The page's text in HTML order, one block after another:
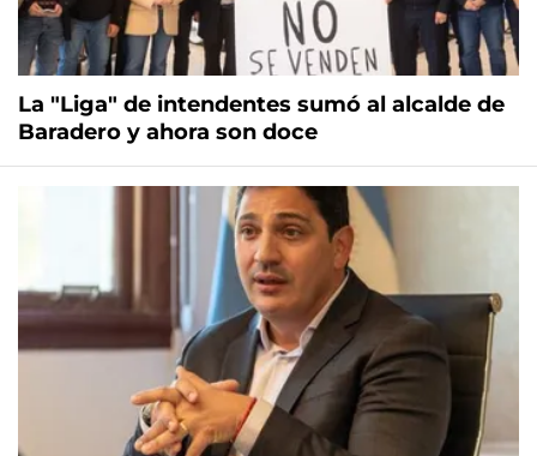
La "Liga" de intendentes sumó al alcalde de
Baradero y ahora son doce